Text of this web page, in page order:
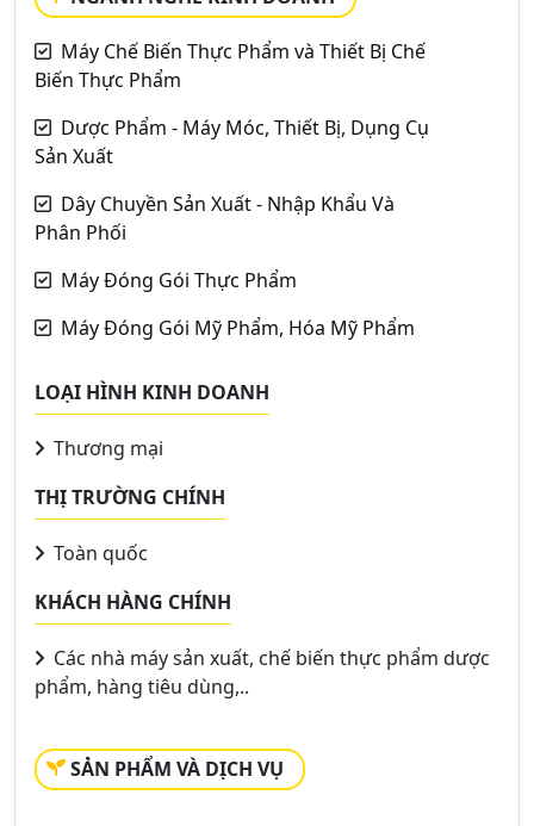
Máy Chế Biến Thực Phẩm và Thiết Bị Chế
Biến Thực Phẩm
Dược Phẩm - Máy Móc, Thiết Bị, Dụng Cụ
Sản Xuất
Dây Chuyền Sản Xuất - Nhập Khẩu Và
Phân Phối
Máy Đóng Gói Thực Phẩm
Máy Đóng Gói Mỹ Phẩm, Hóa Mỹ Phẩm
LOẠI HÌNH KINH DOANH
Thương mại
THỊ TRƯỜNG CHÍNH
Toàn quốc
KHÁCH HÀNG CHÍNH
Các nhà máy sản xuất, chế biến thực phẩm dược
phẩm, hàng tiêu dùng,..
SẢN PHẨM VÀ DỊCH VỤ